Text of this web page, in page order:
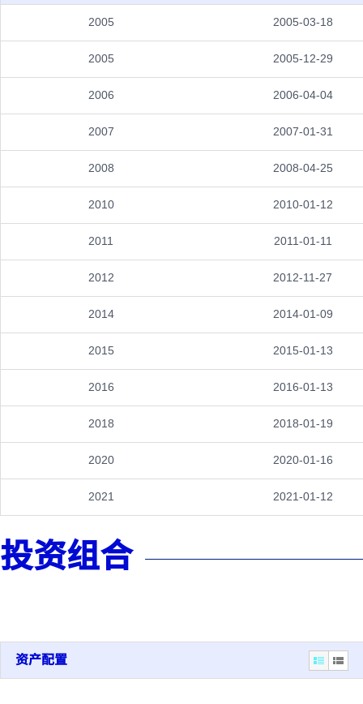
2005 2005-03-18
2005 2005-12-29
2006 2006-04-04
2007 2007-01-31
2008 2008-04-25
2010 2010-01-12
2011 2011-01-11
2012 2012-11-27
2014 2014-01-09
2015 2015-01-13
2016 2016-01-13
2018 2018-01-19
2020 2020-01-16
2021 2021-01-12
投资组合
资产配置